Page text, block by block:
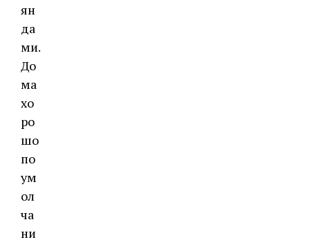
ян
да
ми.
До
ма
хо
ро
шо
по
ум
ол
ча
ни